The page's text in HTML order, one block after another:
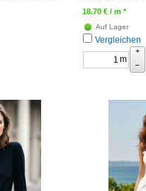
18.70 € / m *
Auf Lager
Vergleichen
m
+
–